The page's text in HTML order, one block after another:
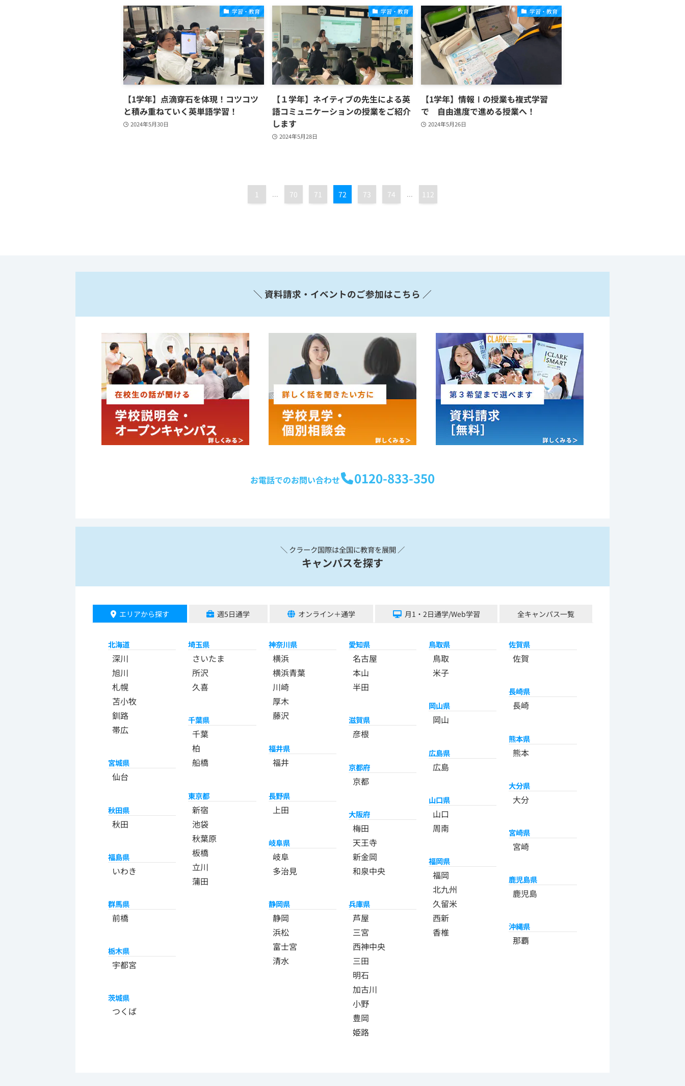
学習・教育
【1学年】点滴穿石を体現！コツコツ
と積み重ねていく英単語学習！
2024年5月30日
学習・教育
【１学年】ネイティブの先生による英
語コミュニケーションの授業をご紹介
します
2024年5月28日
学習・教育
【1学年】情報Ⅰの授業も複式学習
で 自由進度で進める授業へ！
2024年5月26日
1 ... 70 71 72 73 74 ... 112
＼ 資料請求・イベントのご参加はこちら ／
お電話でのお問い合わせ 0120-833-350
＼ クラーク国際は全国に教育を展開 ／
キャンパスを探す
エリアから探す 週5日通学 オンライン＋通学 月1・2日通学/Web学習 全キャンパス一覧
北海道
深川
旭川
札幌
苫小牧
釧路
帯広
宮城県
仙台
秋田県
秋田
福島県
いわき
群馬県
前橋
栃木県
宇都宮
茨城県
つくば
埼玉県
さいたま
所沢
久喜
千葉県
千葉
柏
船橋
東京都
新宿
池袋
秋葉原
板橋
立川
蒲田
神奈川県
横浜
横浜青葉
川崎
厚木
藤沢
福井県
福井
長野県
上田
岐阜県
岐阜
多治見
静岡県
静岡
浜松
富士宮
清水
愛知県
名古屋
本山
半田
滋賀県
彦根
京都府
京都
大阪府
梅田
天王寺
新金岡
和泉中央
兵庫県
芦屋
三宮
西神中央
三田
明石
加古川
小野
豊岡
姫路
鳥取県
鳥取
米子
岡山県
岡山
広島県
広島
山口県
山口
周南
福岡県
福岡
北九州
久留米
西新
香椎
佐賀県
佐賀
長崎県
長崎
熊本県
熊本
大分県
大分
宮崎県
宮崎
鹿児島県
鹿児島
沖縄県
那覇